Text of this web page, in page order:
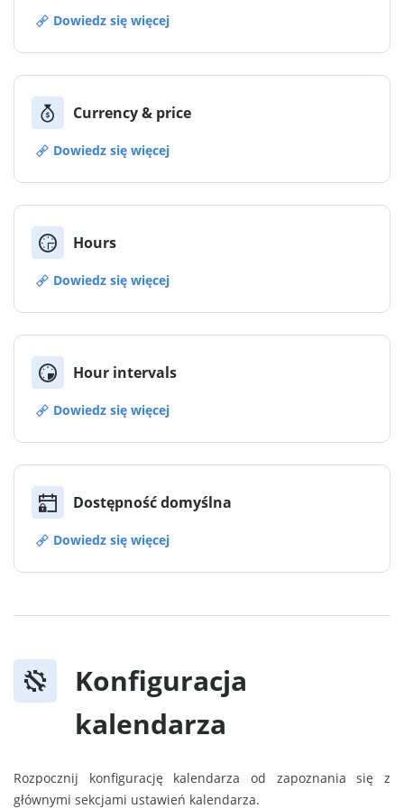
Dowiedz się więcej
Currency & price
Dowiedz się więcej
Hours
Dowiedz się więcej
Hour intervals
Dowiedz się więcej
Dostępność domyślna
Dowiedz się więcej
Konfiguracja
kalendarza
Rozpocznij konfigurację kalendarza od zapoznania się z
głównymi sekcjami ustawień kalendarza.